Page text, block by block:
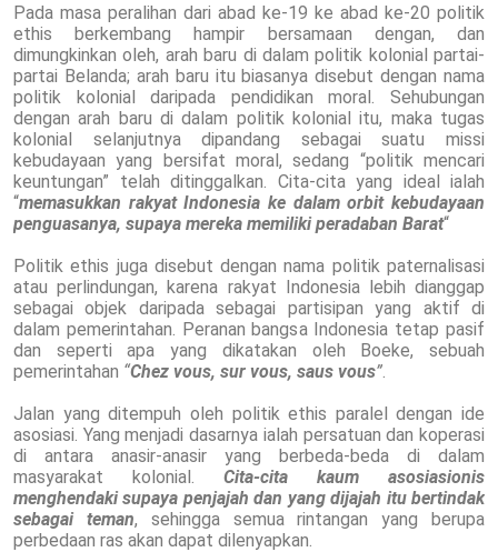
Pada masa peralihan dari abad ke-19 ke abad ke-20 politik
ethis berkembang hampir bersamaan dengan, dan
dimungkinkan oleh, arah baru di dalam politik kolonial partai-
partai Belanda; arah baru itu biasanya disebut dengan nama
politik kolonial daripada pendidikan moral. Sehubungan
dengan arah baru di dalam politik kolonial itu, maka tugas
kolonial selanjutnya dipandang sebagai suatu missi
kebudayaan yang bersifat moral, sedang “politik mencari
keuntungan” telah ditinggalkan. Cita-cita yang ideal ialah
“memasukkan rakyat Indonesia ke dalam orbit kebudayaan
penguasanya, supaya mereka memiliki peradaban Barat“
Politik ethis juga disebut dengan nama politik paternalisasi
atau perlindungan, karena rakyat Indonesia lebih dianggap
sebagai objek daripada sebagai partisipan yang aktif di
dalam pemerintahan. Peranan bangsa Indonesia tetap pasif
dan seperti apa yang dikatakan oleh Boeke, sebuah
pemerintahan “Chez vous, sur vous, saus vous”
Jalan yang ditempuh oleh politik ethis paralel dengan ide
asosiasi. Yang menjadi dasarnya ialah persatuan dan koperasi
di antara anasir-anasir yang berbeda-beda di dalam
masyarakat kolonial. Cita-cita kaum asosiasionis
menghendaki supaya penjajah dan yang dijajah itu bertindak
sebagai teman, sehingga semua rintangan yang berupa
perbedaan ras akan dapat dilenyapkan.